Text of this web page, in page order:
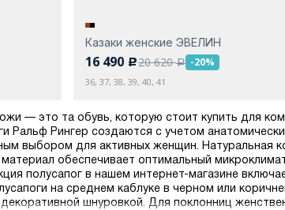
Казаки женские ЭВЕЛИН
16 490 c20 620a -20%
36, 37, 38, 39, 40, 41
— это та обувь, которую стоит купить для
Ральф Рингер создаются с учетом
выбором для активных женщин. Натуральная
обеспечивает оптимальный
полусапог в нашем интернет-магазине
на среднем каблуке в черном или
шнуровкой. Для поклонниц